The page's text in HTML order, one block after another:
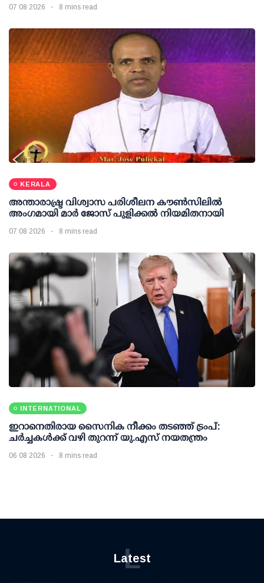
07 08 2026 8 mins read
KERALA
അന്താരാഷ്ട്ര വിശ്വാസ പരിശീലന കൗണ്‍സിലില്‍
അംഗമായി മാര്‍ ജോസ് പുളിക്കല്‍ നിയമിതനായി
07 08 2026 8 mins read
INTERNATIONAL
ഇറാനെതിരായ സൈനിക നീക്കം തടഞ്ഞ് ട്രംപ്:
ചര്‍ച്ചകള്‍ക്ക് വഴി തുറന്ന് യു.എസ് നയതന്ത്രം
06 08 2026 8 mins read
Latest
L